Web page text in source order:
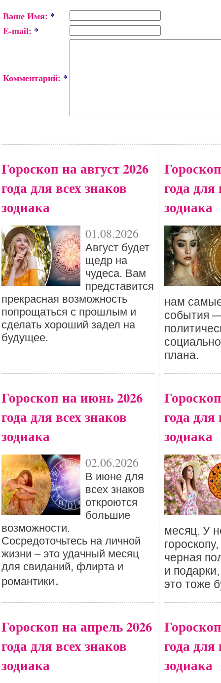
Ваше Имя: *
E-mail: *
Комментарий: *
Гороскоп на август 2026
года для всех знаков
зодиака
01.08.2026
Август будет
щедр на
чудеса. Вам
представится
прекрасная возможность
попрощаться с прошлым и
сделать хороший задел на
будущее.
года для
зодиака
нам
события
плана.
Гороскоп на июнь 2026
года для всех знаков
зодиака
02.06.2026
В июне для
всех знаков
откроются
большие
возможности.
Сосредоточьтесь на личной
жизни – это удачный месяц
для свиданий, флирта и
романтики․
года для
зодиака
месяц. У
черная
и
это тоже
Гороскоп на апрель 2026
года для всех знаков
зодиака
года для
зодиака